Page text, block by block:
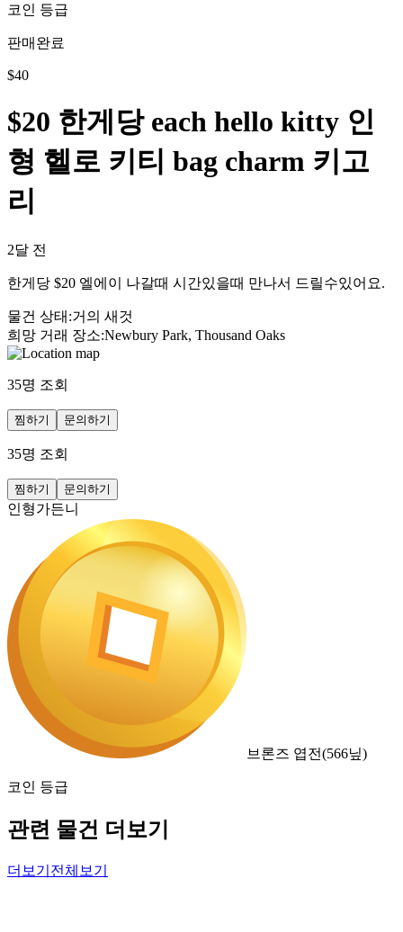
코인 등급
판매완료
$40
$20 한게당 each hello kitty 인
형 헬로 키티 bag charm 키고
리
2달 전
한게당 $20 엘에이 나갈때 시간있을때 만나서 드릴수있어요.
물건 상태 :거의 새것
희망 거래 장소:Newbury Park, Thousand Oaks
35명 조회
찜하기 문의하기
35명 조회
찜하기 문의하기
인형가든니
브론즈 엽전(566닢)
코인 등급
관련 물건 더보기
더보기 전체보기